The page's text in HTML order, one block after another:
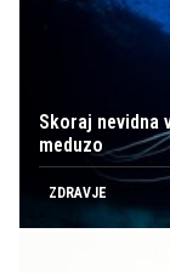
Skoraj nevidna
meduzo
ZDRAVJE